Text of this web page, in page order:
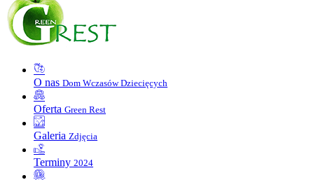
O nas Dom Wczasów Dziecięcych
Oferta Green Rest
Galeria Zdjęcia
Terminy 2024